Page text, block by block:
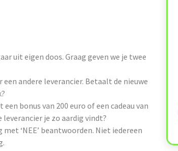
uit eigen doos. Graag geven we je twee
andere leverancier. Betaalt de nieuwe
bonus van 200 euro of een cadeau van
leverancier je zo aardig vindt?
‘NEE’ beantwoorden. Niet iedereen